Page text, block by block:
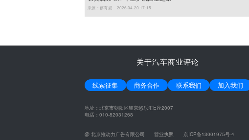
来源：蔡有威 2026-04-20 17:15
关于汽车商业评论
线索征集 商务合作 联系我们 加入我们
地址：北京市朝阳区望京悠乐汇E座2007
电话：010-82031268
@ 北京推动力广告有限公司 营业执照 京ICP备13001975号-4